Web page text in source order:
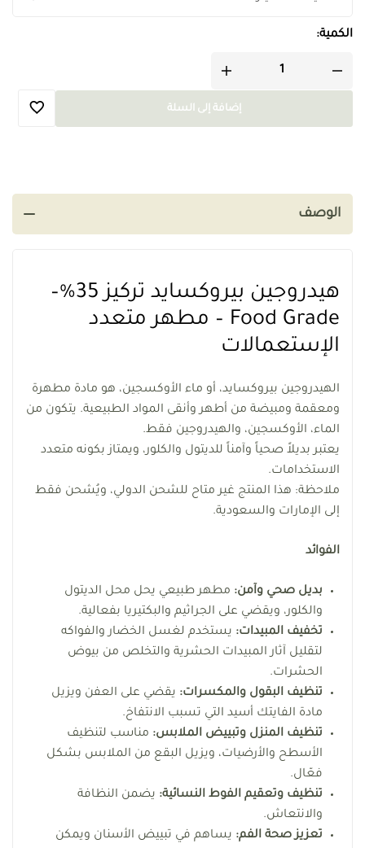
الكمية:
إضافة إلى السلة
الوصف
هيدروجين بيروكسايد تركيز 35%–
Food Grade – مطهر متعدد
الإستعمالات
الهيدروجين بيروكسايد، أو ماء الأوكسجين، هو مادة مطهرة
ومعقمة ومبيضة من أطهر وأنقى المواد الطبيعية. يتكون من
الماء، الأوكسجين، والهيدروجين فقط.
يعتبر بديلاً صحياً وآمناً للديتول والكلور، ويمتاز بكونه متعدد
الاستخدامات.
ملاحظة: هذا المنتج غير متاح للشحن الدولي، ويُشحن فقط
إلى الإمارات والسعودية.
الفوائد
بديل صحي وآمن: مطهر طبيعي يحل محل الديتول
والكلور، ويقضي على الجراثيم والبكتيريا بفعالية.
تخفيف المبيدات: يستخدم لغسل الخضار والفواكه
لتقليل آثار المبيدات الحشرية والتخلص من بيوض
الحشرات.
تنظيف البقول والمكسرات: يقضي على العفن ويزيل
مادة الفايتك أسيد التي تسبب الانتفاخ.
تنظيف المنزل وتبييض الملابس: مناسب لتنظيف
الأسطح والأرضيات، ويزيل البقع من الملابس بشكل
فعّال.
تنظيف وتعقيم الفوط النسائية: يضمن النظافة
والانتعاش.
تعزيز صحة الفم: يساهم في تبييض الأسنان ويمكن